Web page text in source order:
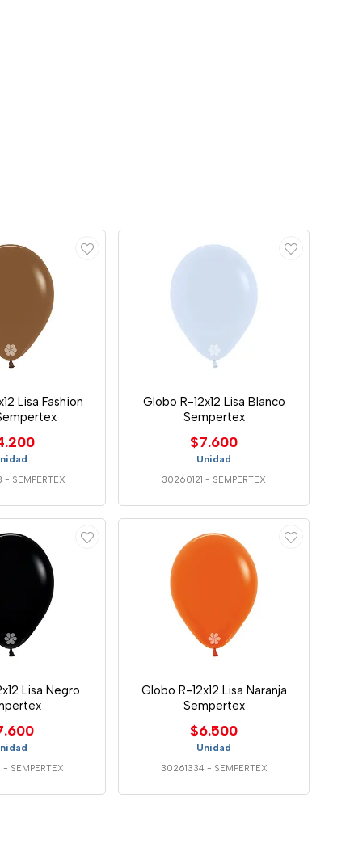
Lisa Fashion
- SEMPERTEX
Globo R-12x12 Lisa Blanco
Sempertex
$7.600
Unidad
30260121 - SEMPERTEX
Lisa Negro
- SEMPERTEX
Globo R-12x12 Lisa Naranja
Sempertex
$6.500
Unidad
30261334 - SEMPERTEX